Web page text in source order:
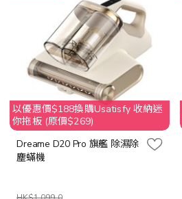
以優惠價$188換購Usatisfy 收納迷
你拖板 (原價$269)
Dreame D20 Pro 旗艦 除濕除
塵蟎機